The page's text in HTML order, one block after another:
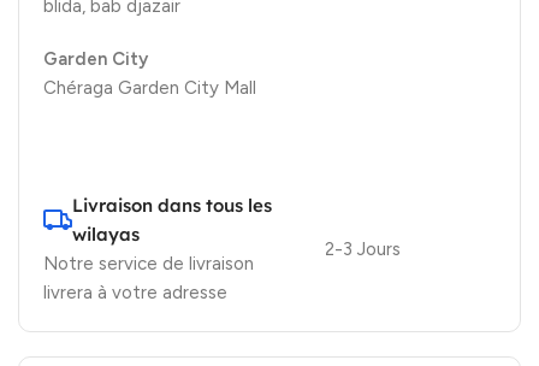
blida, bab djazair
Garden City
Chéraga Garden City Mall
Livraison dans tous les
wilayas
Notre service de livraison
livrera à votre adresse
2-3 Jours